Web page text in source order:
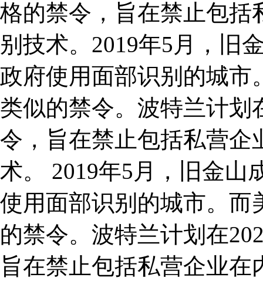
格的禁令，旨在禁止包括
别技术。2019年5月，旧
政府使用面部识别的城市
类似的禁令。波特兰计划
令，旨在禁止包括私营企
术。 2019年5月，旧金山
使用面部识别的城市。而
的禁令。波特兰计划在
旨在禁止包括私营企业